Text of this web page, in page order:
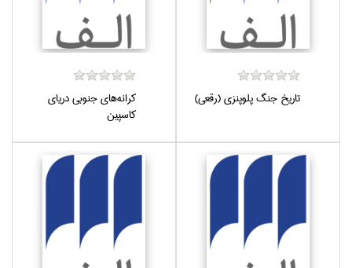
تاريخ جنگ پلوپنزي (رقعي)
كرانه‌هاي جنوبي درياي
كاسپين